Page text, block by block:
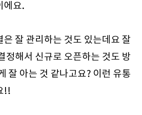
에요.
은 잘 관리하는 것도 있는데요 잘
정해서 신규로 오픈하는 것도 방
잘 아는 것 같나고요? 이런 유통
!!